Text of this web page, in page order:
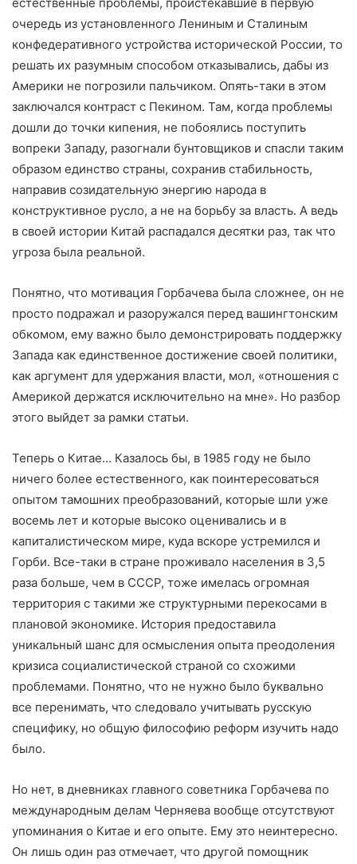
очередь из установленного Лениным и Сталиным
конфедеративного устройства исторической России, то
решать их разумным способом отказывались, дабы из
Америки не погрозили пальчиком. Опять-таки в этом
заключался контраст с Пекином. Там, когда проблемы
дошли до точки кипения, не побоялись поступить
вопреки Западу, разогнали бунтовщиков и спасли таким
образом единство страны, сохранив стабильность,
направив созидательную энергию народа в
конструктивное русло, а не на борьбу за власть. А ведь
в своей истории Китай распадался десятки раз, так что
угроза была реальной.
Понятно, что мотивация Горбачева была сложнее, он не
просто подражал и разоружался перед вашингтонским
обкомом, ему важно было демонстрировать поддержку
Запада как единственное достижение своей политики,
как аргумент для удержания власти, мол, «отношения с
Америкой держатся исключительно на мне». Но разбор
этого выйдет за рамки статьи.
Теперь о Китае… Казалось бы, в 1985 году не было
ничего более естественного, как поинтересоваться
опытом тамошних преобразований, которые шли уже
восемь лет и которые высоко оценивались и в
капиталистическом мире, куда вскоре устремился и
Горби. Все-таки в стране проживало населения в 3,5
раза больше, чем в СССР, тоже имелась огромная
территория с такими же структурными перекосами в
плановой экономике. История предоставила
уникальный шанс для осмысления опыта преодоления
кризиса социалистической страной со схожими
проблемами. Понятно, что не нужно было буквально
все перенимать, что следовало учитывать русскую
специфику, но общую философию реформ изучить надо
было.
Но нет, в дневниках главного советника Горбачева по
международным делам Черняева вообще отсутствуют
упоминания о Китае и его опыте. Ему это неинтересно.
Он лишь один раз отмечает, что другой помощник